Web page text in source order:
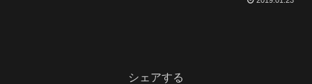
シェアする